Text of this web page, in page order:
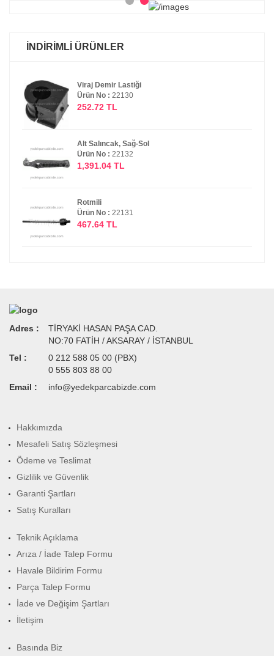
İNDİRİMLİ ÜRÜNLER
Viraj Demir Lastiği
Ürün No : 22130
252.72 TL
Alt Salıncak, Sağ-Sol
Ürün No : 22132
1,391.04 TL
Rotmili
Ürün No : 22131
467.64 TL
Adres :
TİRYAKİ HASAN PAŞA CAD.
NO:70 FATİH / AKSARAY / İSTANBUL
Tel :
0 212 588 05 00 (PBX)
0 555 803 88 00
Email :
info@yedekparcabizde.com
Hakkımızda
Mesafeli Satış Sözleşmesi
Ödeme ve Teslimat
Gizlilik ve Güvenlik
Garanti Şartları
Satış Kuralları
Teknik Açıklama
Arıza / İade Talep Formu
Havale Bildirim Formu
Parça Talep Formu
İade ve Değişim Şartları
İletişim
Basında Biz